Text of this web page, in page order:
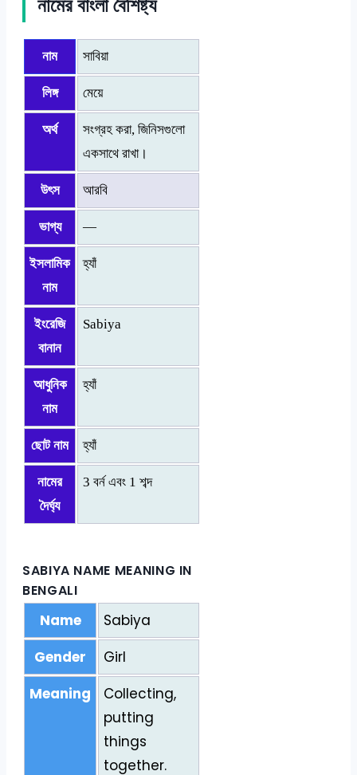
নাম সাবিয়া
লিঙ্গ মেয়ে
অর্থ
সংগ্রহ করা, জিনিসগুলো
একসাথে রাখা।
উৎস আরবি
ভাগ্য —
ইসলামিক
নাম
হ্যাঁ
ইংরেজি
বানান
Sabiya
আধুনিক
নাম
হ্যাঁ
ছোট নাম হ্যাঁ
নামের
দৈর্ঘ্য
3 বর্ন এবং 1 শব্দ
SABIYA NAME MEANING IN
BENGALI
Name
Sabiya
Gender
Girl
Meaning
Collecting,
putting
things
together.